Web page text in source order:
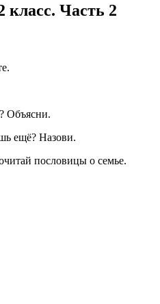
класс. Часть 2
Объясни.
ещё? Назови.
пословицы о семье.